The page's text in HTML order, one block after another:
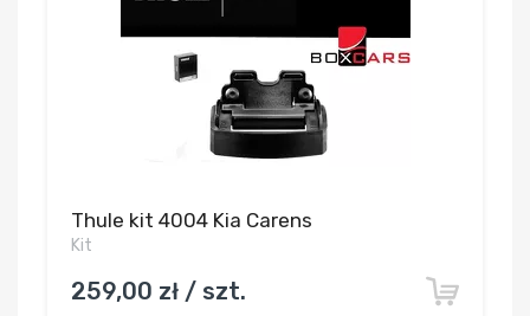
Thule kit 4004 Kia Carens
Kit
259,00 zł / szt.